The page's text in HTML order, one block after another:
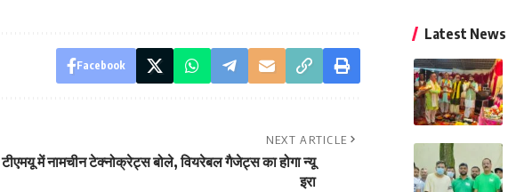
Facebook
NEXT ARTICLE
टीएमयू में नामचीन टेक्नोक्रेट्स बोले, वियरेबल गैजेट्स का होगा न्यू
इरा
Latest News